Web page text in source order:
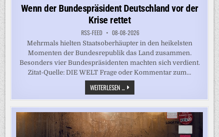
in
Wenn der Bundespräsident Deutschland vor der
Krise rettet
RSS-FEED 08-08-2026
Mehrmals hielten Staatsoberhäupter in den heikelsten
Momenten der Bundesrepublik das Land zusammen.
Besonders vier Bundespräsidenten machten sich verdient.
Zitat-Quelle: DIE WELT Frage oder Kommentar zum...
WEITERLESEN ...WENN
DER
BUNDESPRÄSIDENT
DEUTSCHLAND
VOR
DER
KRISE
RETTET